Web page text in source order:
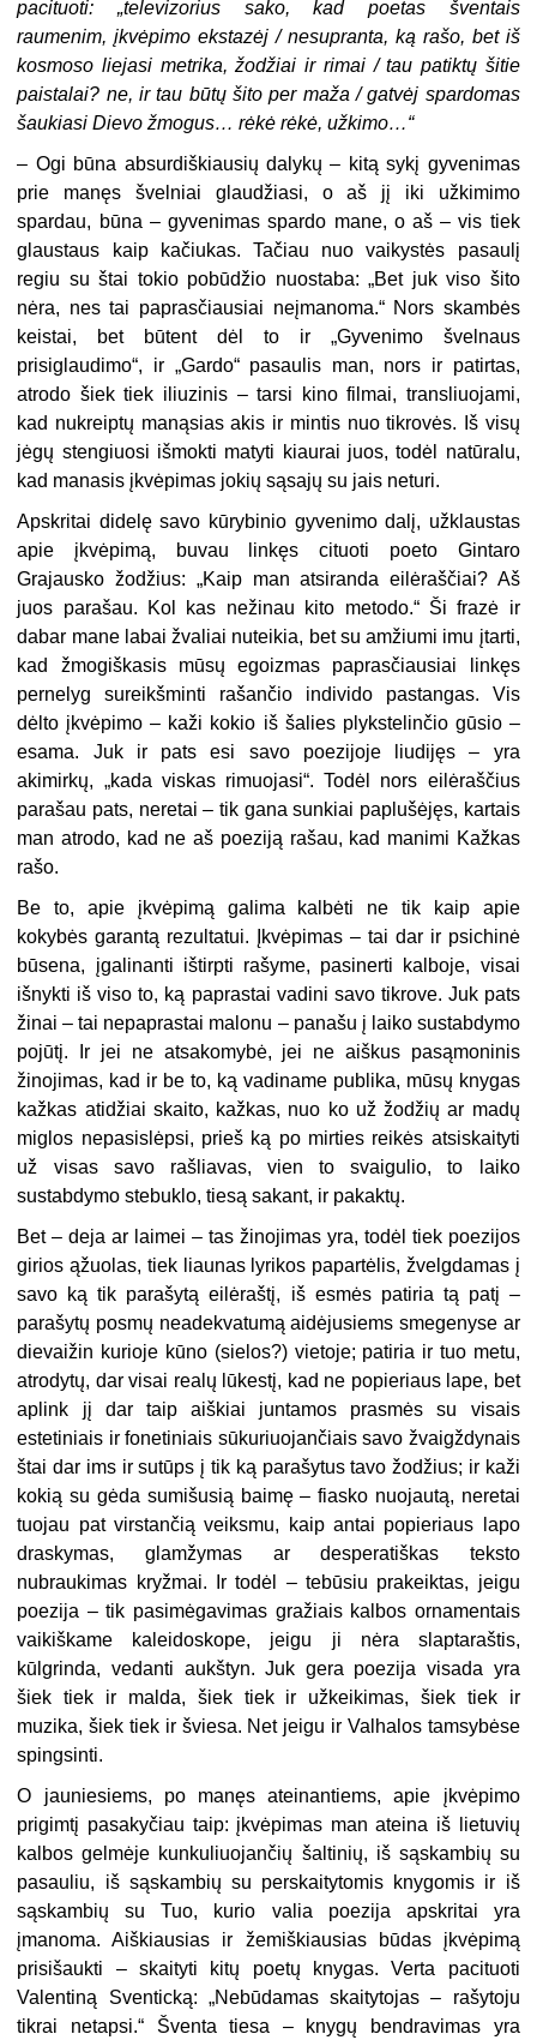
pacituoti: „televizorius sako, kad poetas šventais
raumenim, įkvėpimo ekstazėj / nesupranta, ką rašo, bet iš
kosmoso liejasi metrika, žodžiai ir rimai / tau patiktų šitie
paistalai? ne, ir tau būtų šito per maža / gatvėj spardomas
šaukiasi Dievo žmogus… rėkė rėkė, užkimo…“
– Ogi būna absurdiškiausių dalykų – kitą sykį gyvenimas
prie manęs švelniai glaudžiasi, o aš jį iki užkimimo
spardau, būna – gyvenimas spardo mane, o aš – vis tiek
glaustaus kaip kačiukas. Tačiau nuo vaikystės pasaulį
regiu su štai tokio pobūdžio nuostaba: „Bet juk viso šito
nėra, nes tai paprasčiausiai neįmanoma.“ Nors skambės
keistai, bet būtent dėl to ir „Gyvenimo švelnaus
prisiglaudimo“, ir „Gardo“ pasaulis man, nors ir patirtas,
atrodo šiek tiek iliuzinis – tarsi kino filmai, transliuojami,
kad nukreiptų manąsias akis ir mintis nuo tikrovės. Iš visų
jėgų stengiuosi išmokti matyti kiaurai juos, todėl natūralu,
kad manasis įkvėpimas jokių sąsajų su jais neturi.
Apskritai didelę savo kūrybinio gyvenimo dalį, užklaustas
apie įkvėpimą, buvau linkęs cituoti poeto Gintaro
Grajausko žodžius: „Kaip man atsiranda eilėraščiai? Aš
juos parašau. Kol kas nežinau kito metodo.“ Ši frazė ir
dabar mane labai žvaliai nuteikia, bet su amžiumi imu įtarti,
kad žmogiškasis mūsų egoizmas paprasčiausiai linkęs
pernelyg sureikšminti rašančio individo pastangas. Vis
dėlto įkvėpimo – kaži kokio iš šalies plykstelinčio gūsio –
esama. Juk ir pats esi savo poezijoje liudijęs – yra
akimirkų, „kada viskas rimuojasi“. Todėl nors eilėraščius
parašau pats, neretai – tik gana sunkiai paplušėjęs, kartais
man atrodo, kad ne aš poeziją rašau, kad manimi Kažkas
rašo.
Be to, apie įkvėpimą galima kalbėti ne tik kaip apie
kokybės garantą rezultatui. Įkvėpimas – tai dar ir psichinė
būsena, įgalinanti ištirpti rašyme, pasinerti kalboje, visai
išnykti iš viso to, ką paprastai vadini savo tikrove. Juk pats
žinai – tai nepaprastai malonu – panašu į laiko sustabdymo
pojūtį. Ir jei ne atsakomybė, jei ne aiškus pasąmoninis
žinojimas, kad ir be to, ką vadiname publika, mūsų knygas
kažkas atidžiai skaito, kažkas, nuo ko už žodžių ar madų
miglos nepasislėpsi, prieš ką po mirties reikės atsiskaityti
už visas savo rašliavas, vien to svaigulio, to laiko
sustabdymo stebuklo, tiesą sakant, ir pakaktų.
Bet – deja ar laimei – tas žinojimas yra, todėl tiek poezijos
girios ąžuolas, tiek liaunas lyrikos papartėlis, žvelgdamas į
savo ką tik parašytą eilėraštį, iš esmės patiria tą patį –
parašytų posmų neadekvatumą aidėjusiems smegenyse ar
dievaižin kurioje kūno (sielos?) vietoje; patiria ir tuo metu,
atrodytų, dar visai realų lūkestį, kad ne popieriaus lape, bet
aplink jį dar taip aiškiai juntamos prasmės su visais
estetiniais ir fonetiniais sūkuriuojančiais savo žvaigždynais
štai dar ims ir sutūps į tik ką parašytus tavo žodžius; ir kaži
kokią su gėda sumišusią baimę – fiasko nuojautą, neretai
tuojau pat virstančią veiksmu, kaip antai popieriaus lapo
draskymas, glamžymas ar desperatiškas teksto
nubraukimas kryžmai. Ir todėl – tebūsiu prakeiktas, jeigu
poezija – tik pasimėgavimas gražiais kalbos ornamentais
vaikiškame kaleidoskope, jeigu ji nėra slaptaraštis,
kūlgrinda, vedanti aukštyn. Juk gera poezija visada yra
šiek tiek ir malda, šiek tiek ir užkeikimas, šiek tiek ir
muzika, šiek tiek ir šviesa. Net jeigu ir Valhalos tamsybėse
spingsinti.
O jauniesiems, po manęs ateinantiems, apie įkvėpimo
prigimtį pasakyčiau taip: įkvėpimas man ateina iš lietuvių
kalbos gelmėje kunkuliuojančių šaltinių, iš sąskambių su
pasauliu, iš sąskambių su perskaitytomis knygomis ir iš
sąskambių su Tuo, kurio valia poezija apskritai yra
įmanoma. Aiškiausias ir žemiškiausias būdas įkvėpimą
prisišaukti – skaityti kitų poetų knygas. Verta pacituoti
Valentiną Sventicką: „Nebūdamas skaitytojas – rašytoju
tikrai netapsi.“ Šventa tiesa – knygų bendravimas yra